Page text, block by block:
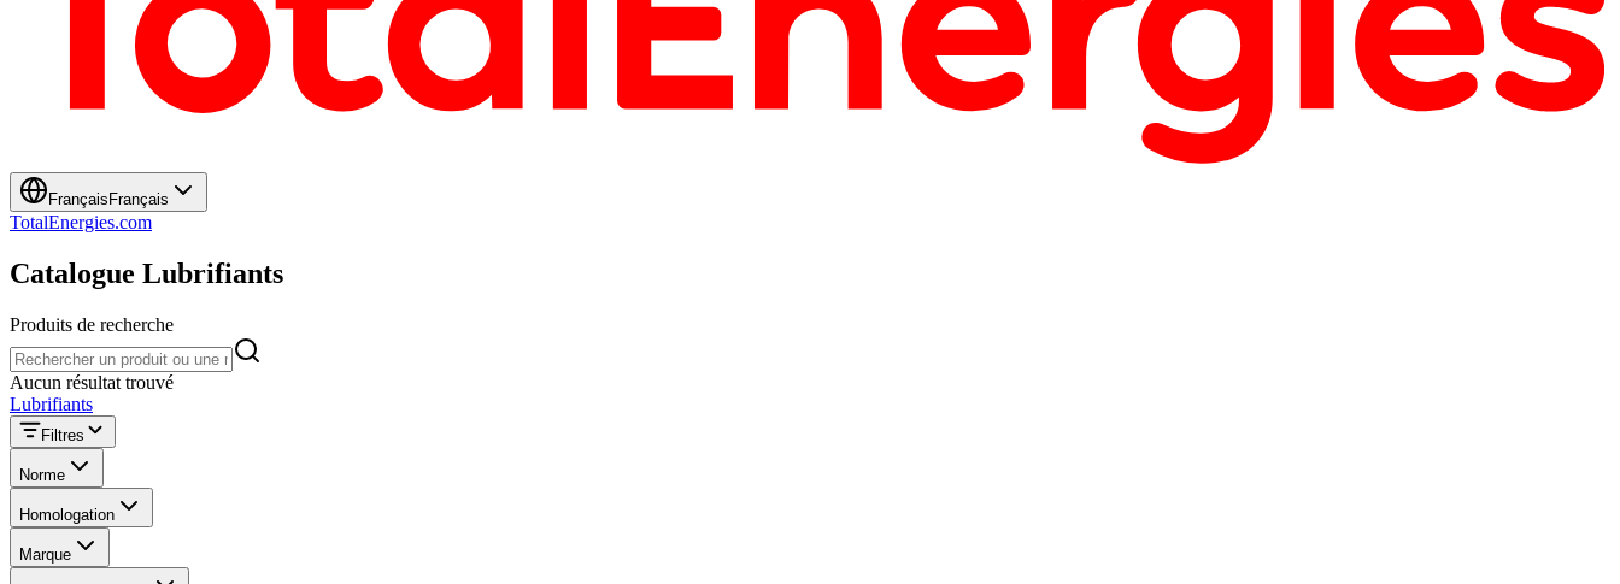
Français Français
TotalEnergies.com
Catalogue Lubrifiants
Produits de recherche
Produits de recherche
Aucun résultat trouvé
Lubrifiants
Filtres
Norme
Homologation
Marque